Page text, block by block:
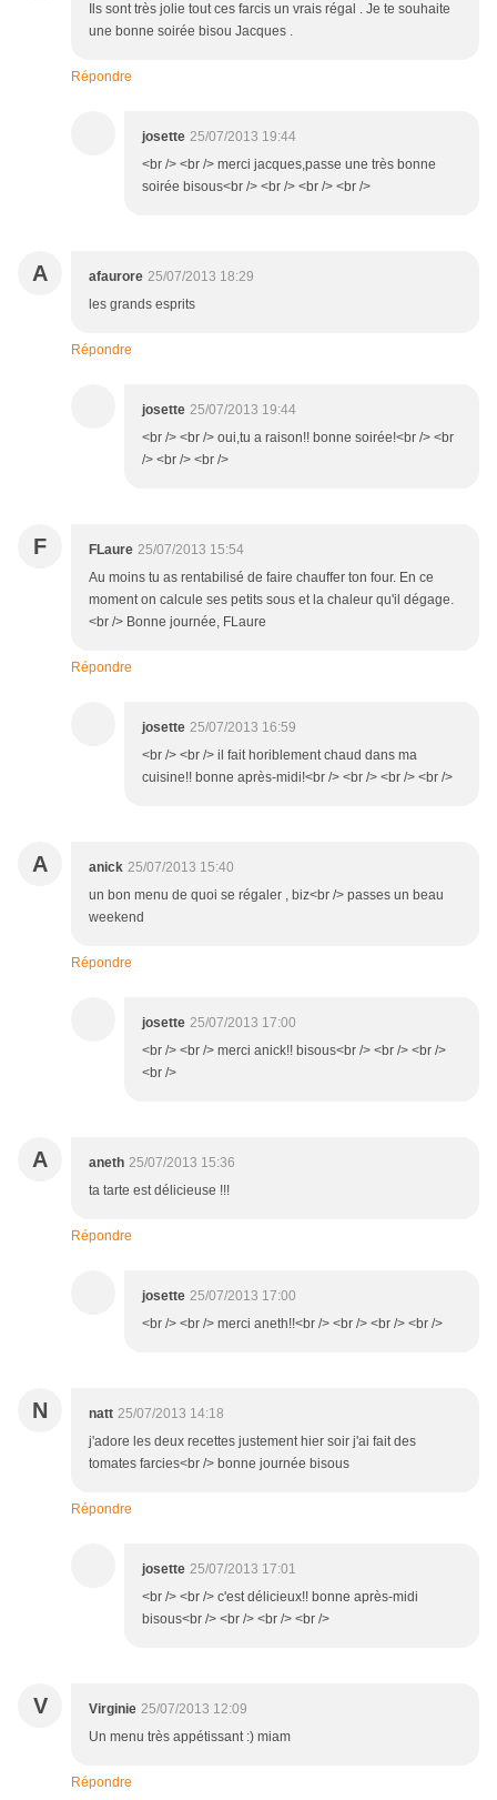
Ils sont très jolie tout ces farcis un vrais régal . Je te souhaite
une bonne soirée bisou Jacques .
Répondre
josette 25/07/2013 19:44
<br /> <br /> merci jacques,passe une très bonne
soirée bisous<br /> <br /> <br /> <br />
A afaurore 25/07/2013 18:29
les grands esprits
Répondre
josette 25/07/2013 19:44
<br /> <br /> oui,tu a raison!! bonne soirée!<br /> <br
/> <br /> <br />
F FLaure 25/07/2013 15:54
Au moins tu as rentabilisé de faire chauffer ton four. En ce
moment on calcule ses petits sous et la chaleur qu'il dégage.
<br /> Bonne journée, FLaure
Répondre
josette 25/07/2013 16:59
<br /> <br /> il fait horiblement chaud dans ma
cuisine!! bonne après-midi!<br /> <br /> <br /> <br />
A anick 25/07/2013 15:40
un bon menu de quoi se régaler , biz<br /> passes un beau
weekend
Répondre
josette 25/07/2013 17:00
<br /> <br /> merci anick!! bisous<br /> <br /> <br />
<br />
A aneth 25/07/2013 15:36
ta tarte est délicieuse !!!
Répondre
josette 25/07/2013 17:00
<br /> <br /> merci aneth!!<br /> <br /> <br /> <br />
N natt 25/07/2013 14:18
j'adore les deux recettes justement hier soir j'ai fait des
tomates farcies<br /> bonne journée bisous
Répondre
josette 25/07/2013 17:01
<br /> <br /> c'est délicieux!! bonne après-midi
bisous<br /> <br /> <br /> <br />
V Virginie 25/07/2013 12:09
Un menu très appétissant :) miam
Répondre